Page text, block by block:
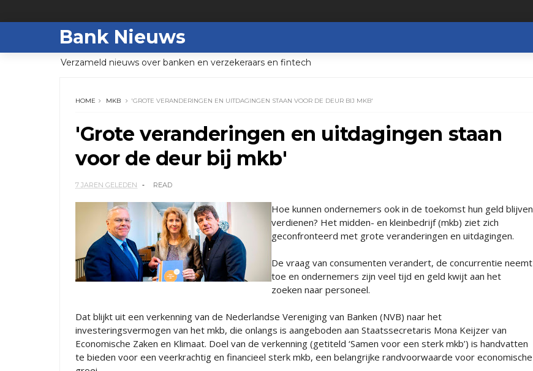
Bank Nieuws
Verzameld nieuws over banken en verzekeraars en fintech
HOME MKB 'GROTE VERANDERINGEN EN UITDAGINGEN STAAN VOOR DE DEUR BIJ MKB'
'Grote veranderingen en uitdagingen staan
voor de deur bij mkb'
7 JAREN GELEDEN READ
Hoe kunnen ondernemers ook in de toekomst hun geld blijven
verdienen? Het midden- en kleinbedrijf (mkb) ziet zich
geconfronteerd met grote veranderingen en uitdagingen.
De vraag van consumenten verandert, de concurrentie neemt
toe en ondernemers zijn veel tijd en geld kwijt aan het
zoeken naar personeel.
Dat blijkt uit een verkenning van de Nederlandse Vereniging van Banken (NVB) naar het
investeringsvermogen van het mkb, die onlangs is aangeboden aan Staatssecretaris Mona Keijzer van
Economische Zaken en Klimaat. Doel van de verkenning (getiteld ‘Samen voor een sterk mkb’) is handvatten
te bieden voor een veerkrachtig en financieel sterk mkb, een belangrijke randvoorwaarde voor economische